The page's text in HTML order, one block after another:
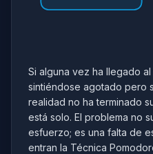
Si alguna vez ha llegado
sintiéndose agotado pero
realidad no ha terminado
está solo. El problema no
esfuerzo; es una falta de
entran la Técnica